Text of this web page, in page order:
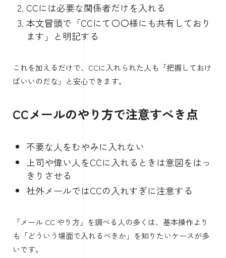
CCには必要な関係者だけを入れる
本文冒頭で「CCにて〇〇様にも共有しており
ます」と明記する
これを加えるだけで、CCに入れられた人も「把握しておけ
ばいいのだな」と安心できます。
CCメールのやり方で注意すべき点
不要な人をむやみに入れない
上司や偉い人をCCに入れるときは意図をはっ
きりさせる
社外メールではCCの入れすぎに注意する
「メール CC やり方」を調べる人の多くは、基本操作より
も「どういう場面で入れるべきか」を知りたいケースが多
いです。